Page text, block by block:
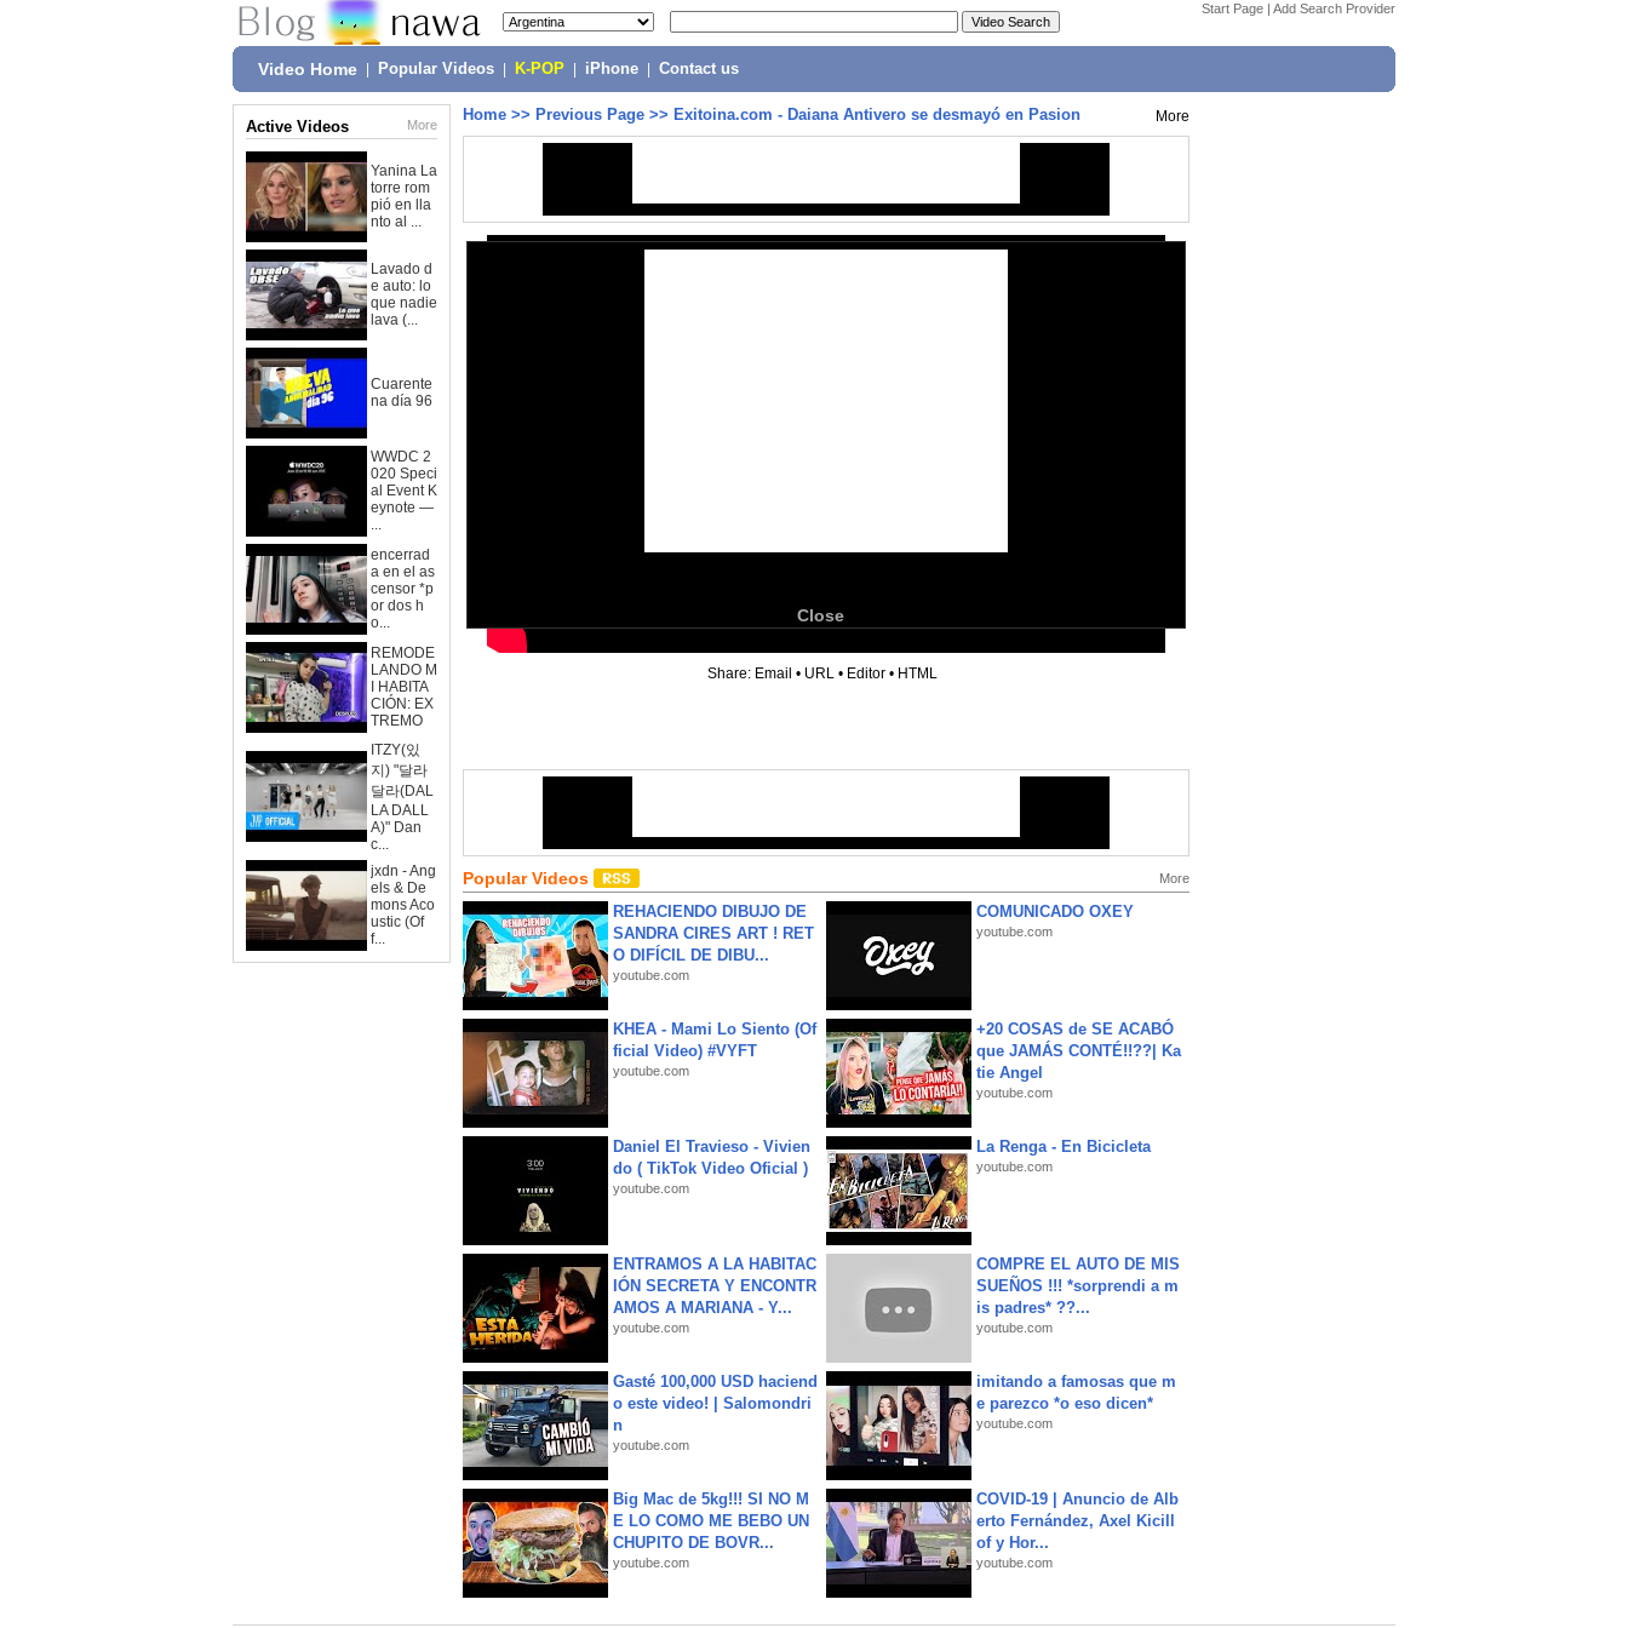
Start Page | Add Search Provider
Video Home Popular Videos K-POP iPhone Contact us
Active Videos More
Yanina La
torre rom
pió en lla
nto al ...
Lavado d
e auto: lo
que nadie
lava (...
Cuarente
na día 96
WWDC 2
020 Speci
al Event K
eynote —
...
encerrad
a en el as
censor *p
or dos h
o...
REMODE
LANDO M
I HABITA
CIÓN: EX
TREMO
ITZY(있
지) "달라
달라(DAL
LA DALL
A)" Dan
c...
jxdn - Ang
els & De
mons Aco
ustic (Of
f...
Home >> Previous Page >> Exitoina.com - Daiana Antivero se desmayó en Pasion More
Close
Share: Email • URL • Editor • HTML
Popular Videos More
REHACIENDO DIBUJO DE
SANDRA CIRES ART ! RET
O DIFÍCIL DE DIBU...
youtube.com
COMUNICADO OXEY
youtube.com
KHEA - Mami Lo Siento (Of
ficial Video) #VYFT
youtube.com
+20 COSAS de SE ACABÓ
que JAMÁS CONTÉ!!??| Ka
tie Angel
youtube.com
Daniel El Travieso - Vivien
do ( TikTok Video Oficial )
youtube.com
La Renga - En Bicicleta
youtube.com
ENTRAMOS A LA HABITAC
IÓN SECRETA Y ENCONTR
AMOS A MARIANA - Y...
youtube.com
COMPRE EL AUTO DE MIS
SUEÑOS !!! *sorprendi a m
is padres* ??...
youtube.com
Gasté 100,000 USD haciend
o este video! | Salomondri
n
youtube.com
imitando a famosas que m
e parezco *o eso dicen*
youtube.com
Big Mac de 5kg!!! SI NO M
E LO COMO ME BEBO UN
CHUPITO DE BOVR...
youtube.com
COVID-19 | Anuncio de Alb
erto Fernández, Axel Kicill
of y Hor...
youtube.com